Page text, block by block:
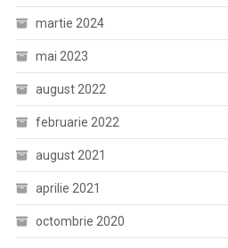
martie 2024
mai 2023
august 2022
februarie 2022
august 2021
aprilie 2021
octombrie 2020